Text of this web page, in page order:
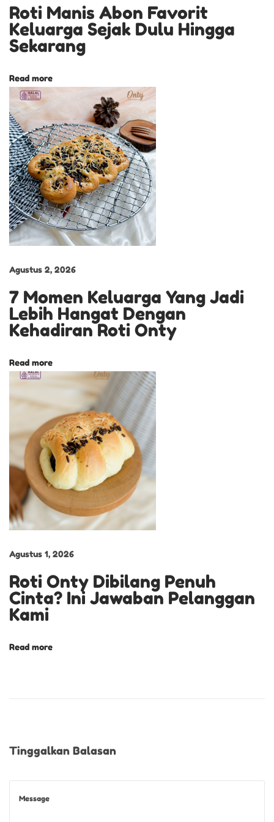
O
N
G
N
R
O
T
I
S
E
M
I
R
R
E
A
M
M
O
C
E
L
O
N
N
Roti Manis Abon Favorit
Keluarga Sejak Dulu Hingga
Sekarang
Read more
Agustus 2, 2026
7 Momen Keluarga Yang Jadi
Lebih Hangat Dengan
Kehadiran Roti Onty
Read more
Agustus 1, 2026
Roti Onty Dibilang Penuh
Cinta? Ini Jawaban Pelanggan
Kami
Read more
Tinggalkan Balasan